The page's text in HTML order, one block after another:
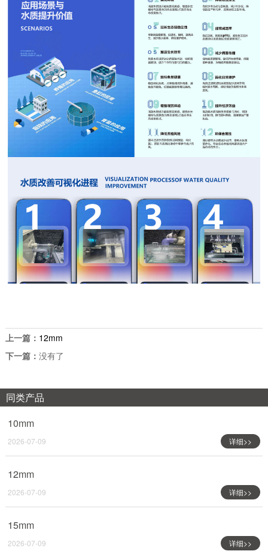
上一篇： 12mm
下一篇： 没有了
同类产品
10mm
2026-07-09 详细>>
12mm
2026-07-09 详细>>
15mm
2026-07-09 详细>>